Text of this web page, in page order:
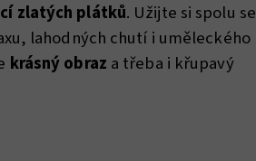
zlatých plátků. Užijte si spolu se
lahodných chutí i uměleckého
krásný obraz a třeba i křupavý